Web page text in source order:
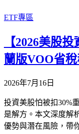
ETF專區
【2026美股
蘭版VOO省
2026年7月16日
投資美股怕被扣30%
是解方。本文深度解
優勢與潛在風險，帶